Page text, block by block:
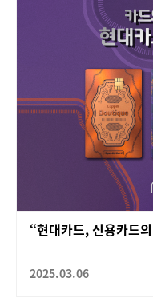
“현대카드, 신용카드
2025.03.06